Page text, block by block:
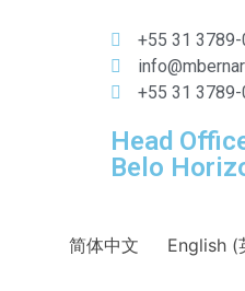
+55 31
+55 31
Head
Belo
简体中文 English (